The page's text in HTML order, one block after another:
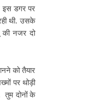
इस डगर पर
थी. उसके
की नजर दो
को तैयार
पर थोड़ी
तुम दोनों के